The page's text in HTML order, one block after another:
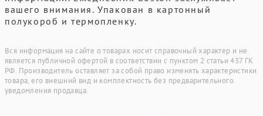
вашего внимания. Упакован в картонный
полукороб и термопленку.
Вся информация на сайте о товарах носит справочный характер и не
является публичной офертой в соответствии с пунктом 2 статьи 437 ГК
РФ. Производитель оставляет за собой право изменять характеристики
товара, его внешний вид и комплектность без предварительного
уведомления продавца.